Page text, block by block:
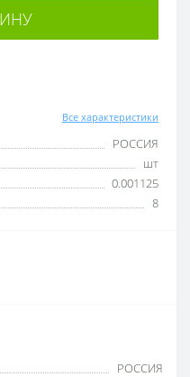
Все характеристики
РОССИЯ
шт
0.001125
8
РОССИЯ